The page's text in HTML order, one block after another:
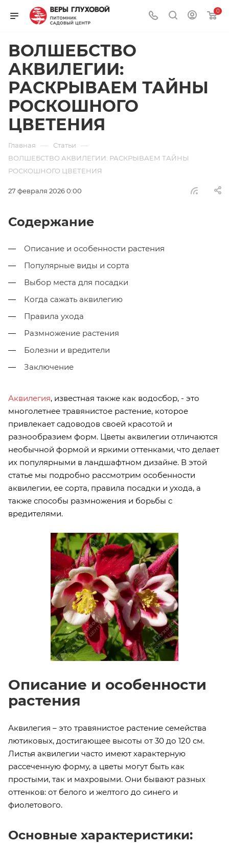
0
ВОЛШЕБСТВО
АКВИЛЕГИИ:
РАСКРЫВАЕМ ТАЙНЫ
РОСКОШНОГО
ЦВЕТЕНИЯ
Главная — Статьи —
ВОЛШЕБСТВО АКВИЛЕГИИ: РАСКРЫВАЕМ ТАЙНЫ
РОСКОШНОГО ЦВЕТЕНИЯ
27 февраля 2026 0:00
Содержание
Описание и особенности растения
Популярные виды и сорта
Выбор места для посадки
Когда сажать аквилегию
Правила ухода
Размножение растения
Болезни и вредители
Заключение
Аквилегия, известная также как водосбор, - это
многолетнее травянистое растение, которое
привлекает садоводов своей красотой и
разнообразием форм. Цветы аквилегии отличаются
необычной формой и яркими оттенками, что делает
их популярными в ландшафтном дизайне. В этой
статье мы подробно рассмотрим особенности
аквилегии, ее сорта, правила посадки и ухода, а
также способы размножения и борьбы с
вредителями.
Описание и особенности
растения
Аквилегия – это травянистое растение семейства
лютиковых, достигающее высоты от 30 до 120 см.
Листья аквилегии часто имеют характерную
рассеченную форму, а цветы могут быть как
простыми, так и махровыми. Они бывают разных
оттенков: от белого и желтого до синего и
фиолетового.
Основные характеристики: